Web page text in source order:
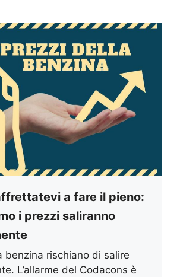
a fare il pieno:
i prezzi saliranno
benzina rischiano di salire
L’allarme del Codacons è